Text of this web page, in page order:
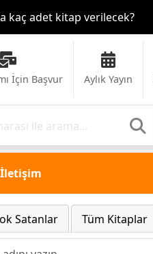
kaç adet kitap verilecek?
İçin Başvur Aylık Yayın
İletişim
Satanlar Tüm Kitaplar